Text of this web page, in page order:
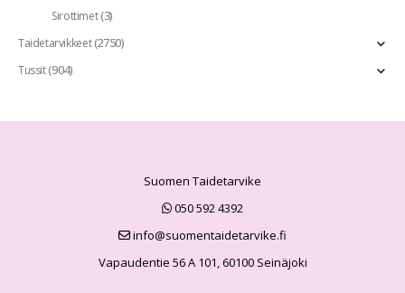
Sirottimet(3)
Taidetarvikkeet(2750)
Tussit(904)
Suomen Taidetarvike
050 592 4392
info@suomentaidetarvike.fi
Vapaudentie 56 A 101, 60100 Seinäjoki